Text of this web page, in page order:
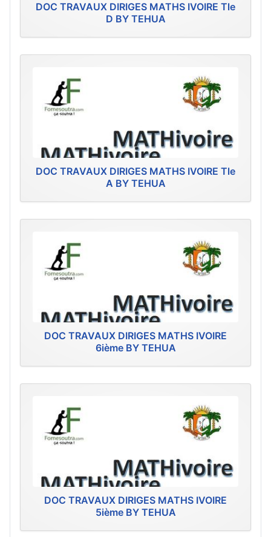
DOC TRAVAUX DIRIGES MATHS IVOIRE Tle
D BY TEHUA
DOC TRAVAUX DIRIGES MATHS IVOIRE Tle
A BY TEHUA
DOC TRAVAUX DIRIGES MATHS IVOIRE
6ième BY TEHUA
DOC TRAVAUX DIRIGES MATHS IVOIRE
5ième BY TEHUA